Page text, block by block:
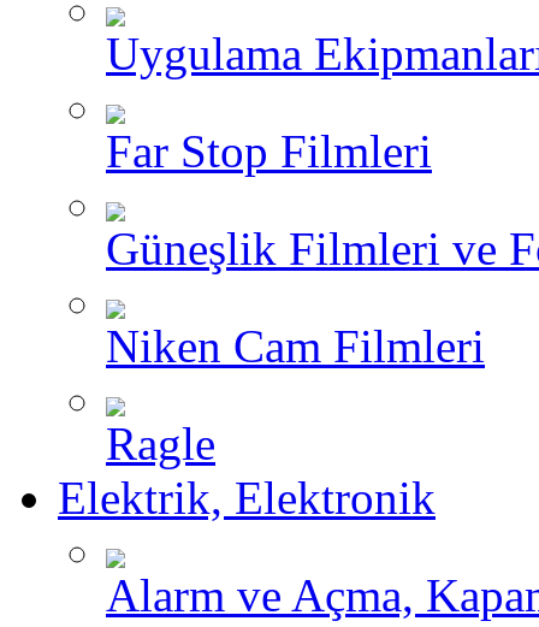
Uygulama
Far Stop Filmleri
Güneşlik Filmleri ve
Niken Cam Filmleri
Ragle
Elektrik, Elektronik
Alarm ve Açma,